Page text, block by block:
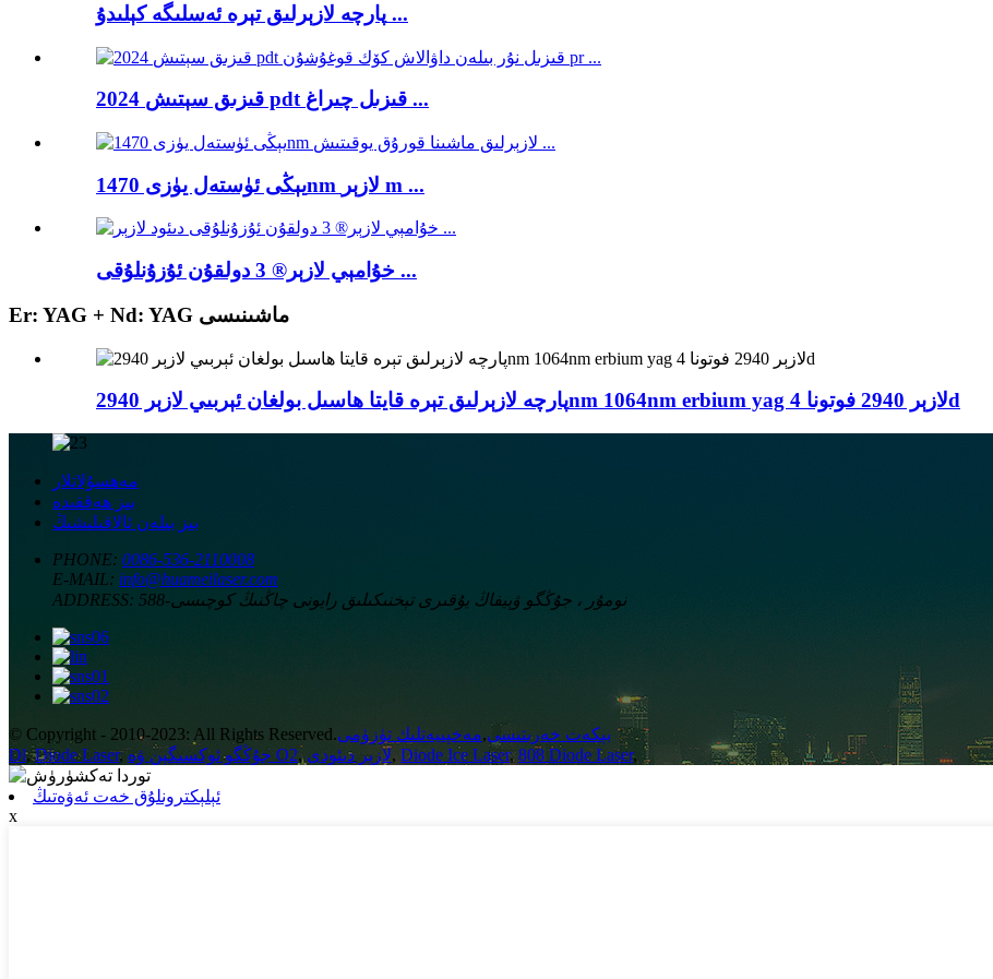
پارچە لازېرلىق تېرە ئەسلىگە كېلىدۇ ...
2024 قىزىق سېتىش pdt قىزىل چىراغ ...
يېڭى ئۈستەل يۈزى 1470nm لازېر m ...
خۇامېي لازېر®️ 3 دولقۇن ئۇزۇنلۇقى ...
Er: YAG + Nd: YAG ماشىنىسى
پارچە لازېرلىق تېرە قايتا ھاسىل بولغان ئېربىي لازېر 2940nm 1064nm erbium yag لازېر 2940 فوتونا 4d
مەھسۇلاتلار
بىز ھەققىدە
بىز بىلەن ئالاقىلىشىڭ
PHONE: 0086-536-2110008
E-MAIL: info@huameilaser.com
ADDRESS:
588-نومۇر ، جۇڭگو ۋېيفاڭ يۇقىرى تېخنىكىلىق رايونى چاڭنىڭ كوچىسى
© Copyright - 2010-2023: All Rights Reserved. بېكەت خەرىتىسى,مەخپىيەتلىك تۈزۈمى
Dl,Diode Laser, جۇڭگو ئوكسىگېن ۋە O2, لازېر دىئودى, Diode Ice Laser,808 Diode Laser,
ئېلېكترونلۇق خەت ئەۋەتىڭ
x